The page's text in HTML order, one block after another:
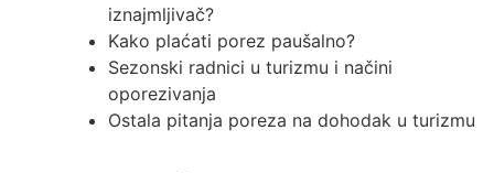
iznajmljivač?
Kako plaćati porez paušalno?
Sezonski radnici u turizmu i načini
oporezivanja
Ostala pitanja poreza na dohodak u turizmu